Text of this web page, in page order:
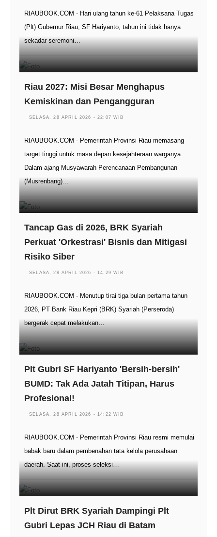
RIAUBOOK.COM - Hari ulang tahun ke-61 Pelaksana Tugas
(Plt) Gubernur Riau, SF Hariyanto, tahun ini tidak hanya
sekadar seremoni…
Riau 2027: Misi Besar Menghapus
Kemiskinan dan Pengangguran
SELASA, 28 APRIL 2026 - 22:07 WIB
RIAUBOOK.COM - Pemerintah Provinsi Riau memasang
target tinggi untuk masa depan kesejahteraan warganya.
Dalam ajang Musyawarah Perencanaan Pembangunan
(Musrenbang)…
Tancap Gas di 2026, BRK Syariah
Perkuat 'Orkestrasi' Bisnis dan Mitigasi
Risiko Siber
SELASA, 28 APRIL 2026 - 14:29 WIB
RIAUBOOK.COM - Menutup tirai tiga bulan pertama tahun
2026, PT Bank Riau Kepri (BRK) Syariah (Perseroda)
bergerak cepat melakukan…
Plt Gubri SF Hariyanto 'Bersih-bersih'
BUMD: Tak Ada Jatah Titipan, Harus
Profesional!
SELASA, 28 APRIL 2026 - 14:22 WIB
RIAUBOOK.COM - Pemerintah Provinsi Riau resmi memulai
babak baru dalam pembenahan tata kelola perusahaan
daerah. Saat ini, proses seleksi…
Plt Dirut BRK Syariah Dampingi Plt
Gubri Lepas JCH Riau di Batam